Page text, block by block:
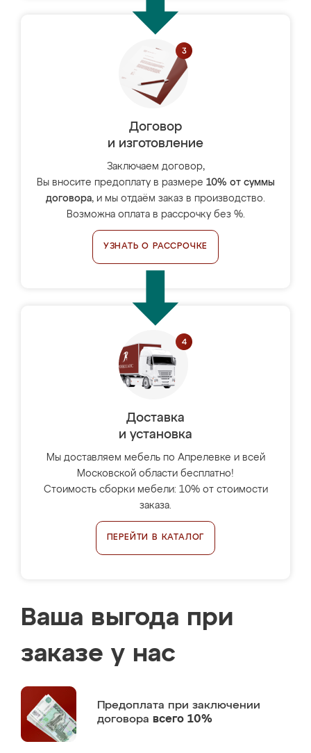
Договор
и изготовление
Заключаем договор,
Вы вносите предоплату в размере 10% от суммы
договора, и мы отдаём заказ в производство.
Возможна оплата в рассрочку без %.
УЗНАТЬ О РАССРОЧКЕ
Доставка
и установка
Мы доставляем мебель по Апрелевке и всей
Московской области бесплатно!
Стоимость сборки мебели: 10% от стоимости
заказа.
ПЕРЕЙТИ В КАТАЛОГ
Ваша выгода при
заказе у нас
Предоплата при заключении
договора всего 10%